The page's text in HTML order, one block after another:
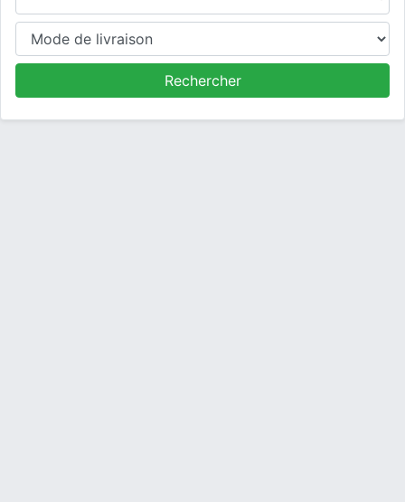
Où cherchez-vous un producteur ?
Type de produits
Produits
Mode de livraison
Rechercher